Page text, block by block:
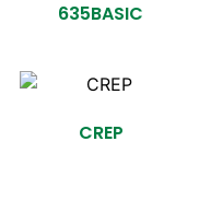
635BASIC
CREP